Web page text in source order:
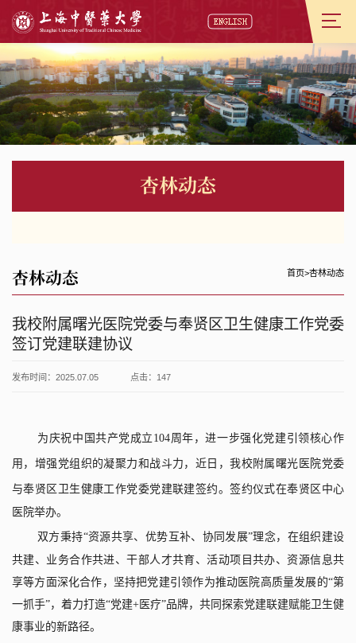
杏林动态
杏林动态 首页>杏林动态
我校附属曙光医院党委与奉贤区卫生健康工作党委
签订党建联建协议
发布时间：2025.07.05 点击： 147
为庆祝中国共产党成立 104周年 ，进一步强化党建引领核心作
用，增强党组织的凝聚力和战斗力，近日，我校附属曙光医院党委
与奉贤区卫生健康工作党委党建联建签约。签约仪式在奉贤区中心
医院举办。
双方秉持“资源共享、优势互补、协同发展”理念，在组织建设
共建、业务合作共进、干部人才共育、活动项目共办、资源信息共
享等方面深化合作，坚持把党建引领作为推动医院高质量发展的“第
一抓手”，着力打造“党建+ 医疗”品牌，共同探索党建联建赋能卫生健
康事业的新路径。